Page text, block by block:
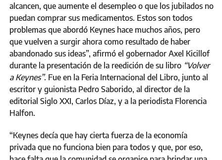
alcancen, que aumente el desempleo o que los jubilados no
puedan comprar sus medicamentos. Estos son todos
problemas que abordó Keynes hace muchos años, pero
que vuelven a surgir ahora como resultado de haber
abandonado sus ideas”, afirmó el gobernador Axel Kicillof
durante la presentación de la reedición de su libro “Volver
a Keynes”. Fue en la Feria Internacional del Libro, junto al
escritor y guionista Pedro Saborido, al director de la
editorial Siglo XXI, Carlos Díaz, y a la periodista Florencia
Halfon.
“Keynes decía que hay cierta fuerza de la economía
privada que no funciona bien para todos y que, por eso,